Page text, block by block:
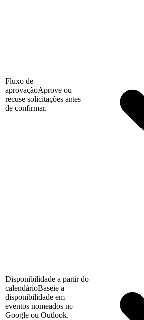
Fluxo de
aprovaçãoAprove ou
recuse solicitações antes
de confirmar.
Disponibilidade a partir do
calendárioBaseie a
disponibilidade em
eventos nomeados no
Google ou Outlook.